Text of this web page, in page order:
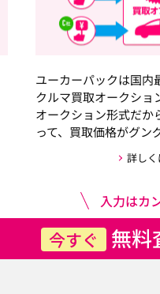
ユーカーパックは国内
クルマ買取オークショ
オークション形式だか
って、買取価格がグン
詳しく
入力はカ
今すぐ 無料